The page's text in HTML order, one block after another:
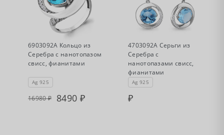
Есть в наличии
6903092А Кольцо из
Серебра с нанотопазом
свисс, фианитами
Ag 925
16980 8490
4703092А Серьги из
Серебра с
нанотопазами свисс,
фианитами
Ag 925